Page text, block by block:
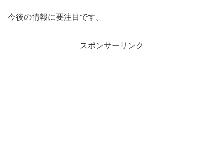
今後の情報に要注目です。
スポンサーリンク